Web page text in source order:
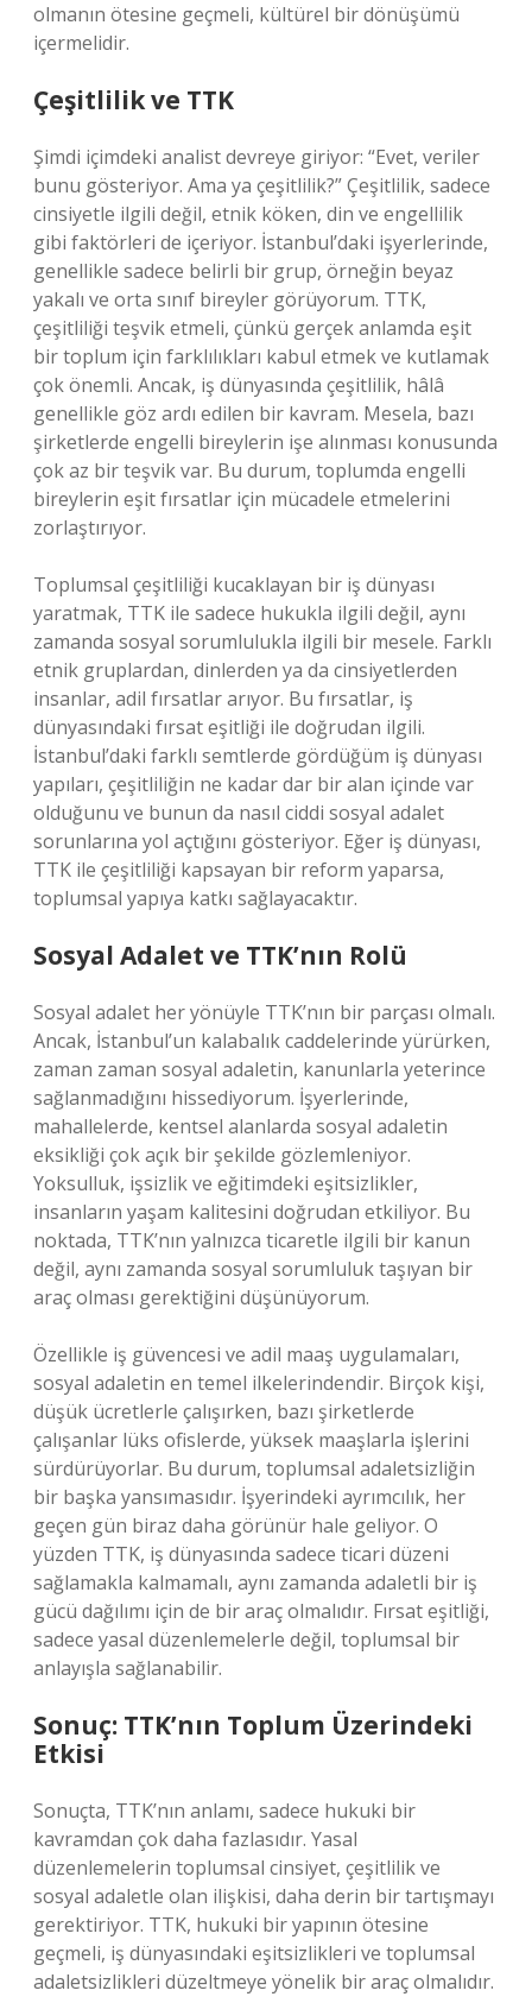
olmanın ötesine geçmeli, kültürel bir dönüşümü
içermelidir.
Çeşitlilik ve TTK
Şimdi içimdeki analist devreye giriyor: “Evet, veriler
bunu gösteriyor. Ama ya çeşitlilik?” Çeşitlilik, sadece
cinsiyetle ilgili değil, etnik köken, din ve engellilik
gibi faktörleri de içeriyor. İstanbul’daki işyerlerinde,
genellikle sadece belirli bir grup, örneğin beyaz
yakalı ve orta sınıf bireyler görüyorum. TTK,
çeşitliliği teşvik etmeli, çünkü gerçek anlamda eşit
bir toplum için farklılıkları kabul etmek ve kutlamak
çok önemli. Ancak, iş dünyasında çeşitlilik, hâlâ
genellikle göz ardı edilen bir kavram. Mesela, bazı
şirketlerde engelli bireylerin işe alınması konusunda
çok az bir teşvik var. Bu durum, toplumda engelli
bireylerin eşit fırsatlar için mücadele etmelerini
zorlaştırıyor.
Toplumsal çeşitliliği kucaklayan bir iş dünyası
yaratmak, TTK ile sadece hukukla ilgili değil, aynı
zamanda sosyal sorumlulukla ilgili bir mesele. Farklı
etnik gruplardan, dinlerden ya da cinsiyetlerden
insanlar, adil fırsatlar arıyor. Bu fırsatlar, iş
dünyasındaki fırsat eşitliği ile doğrudan ilgili.
İstanbul’daki farklı semtlerde gördüğüm iş dünyası
yapıları, çeşitliliğin ne kadar dar bir alan içinde var
olduğunu ve bunun da nasıl ciddi sosyal adalet
sorunlarına yol açtığını gösteriyor. Eğer iş dünyası,
TTK ile çeşitliliği kapsayan bir reform yaparsa,
toplumsal yapıya katkı sağlayacaktır.
Sosyal Adalet ve TTK’nın Rolü
Sosyal adalet her yönüyle TTK’nın bir parçası olmalı.
Ancak, İstanbul’un kalabalık caddelerinde yürürken,
zaman zaman sosyal adaletin, kanunlarla yeterince
sağlanmadığını hissediyorum. İşyerlerinde,
mahallelerde, kentsel alanlarda sosyal adaletin
eksikliği çok açık bir şekilde gözlemleniyor.
Yoksulluk, işsizlik ve eğitimdeki eşitsizlikler,
insanların yaşam kalitesini doğrudan etkiliyor. Bu
noktada, TTK’nın yalnızca ticaretle ilgili bir kanun
değil, aynı zamanda sosyal sorumluluk taşıyan bir
araç olması gerektiğini düşünüyorum.
Özellikle iş güvencesi ve adil maaş uygulamaları,
sosyal adaletin en temel ilkelerindendir. Birçok kişi,
düşük ücretlerle çalışırken, bazı şirketlerde
çalışanlar lüks ofislerde, yüksek maaşlarla işlerini
sürdürüyorlar. Bu durum, toplumsal adaletsizliğin
bir başka yansımasıdır. İşyerindeki ayrımcılık, her
geçen gün biraz daha görünür hale geliyor. O
yüzden TTK, iş dünyasında sadece ticari düzeni
sağlamakla kalmamalı, aynı zamanda adaletli bir iş
gücü dağılımı için de bir araç olmalıdır. Fırsat eşitliği,
sadece yasal düzenlemelerle değil, toplumsal bir
anlayışla sağlanabilir.
Sonuç: TTK’nın Toplum Üzerindeki
Etkisi
Sonuçta, TTK’nın anlamı, sadece hukuki bir
kavramdan çok daha fazlasıdır. Yasal
düzenlemelerin toplumsal cinsiyet, çeşitlilik ve
sosyal adaletle olan ilişkisi, daha derin bir tartışmayı
gerektiriyor. TTK, hukuki bir yapının ötesine
geçmeli, iş dünyasındaki eşitsizlikleri ve toplumsal
adaletsizlikleri düzeltmeye yönelik bir araç olmalıdır.